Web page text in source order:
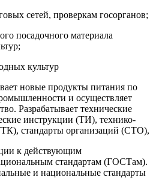
сетей, проверкам госорганов;
посадочного материала
культур
новые продукты питания по
и осуществляет
Разрабатывает технические
инструкции (ТИ), технико-
стандарты организаций (СТО),
к действующим
стандартам (ГОСТам).
и национальные стандарты